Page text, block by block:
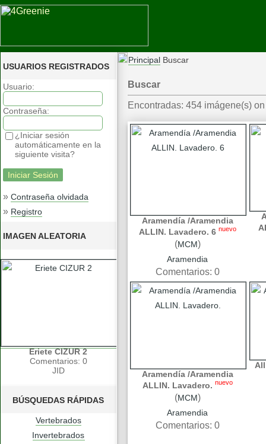
USUARIOS REGISTRADOS
Usuario:
Contraseña:
¿Iniciar sesión
automáticamente en la
siguiente visita?
» Contraseña olvidada
» Registro
IMAGEN ALEATORIA
Eriete CIZUR 2
Comentarios: 0
JID
BÚSQUEDAS RÁPIDAS
Vertebrados
Invertebrados
Principal Buscar
Buscar
Encontradas: 454 imágene(s)
Aramendía /Aramendia
ALLIN. Lavadero. 6 nuevo
(MCM)
Aramendia
Comentarios: 0
Aramendía /Aramendia
ALLIN. Lavadero. nuevo
(MCM)
Aramendia
Comentarios: 0